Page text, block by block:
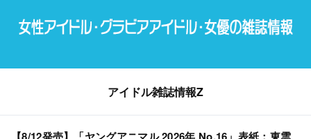
アイドル雑誌情報Z